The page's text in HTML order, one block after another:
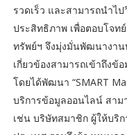
รวดเร็ว และสามารถนำไ
ประสิทธิภาพ เพื่อตอบโจท
ทรัพย์ฯ จึงมุ่งมั่นพัฒนางาน
เกี่ยวข้องสามารถเข้าถึงข้
โดยได้พัฒนา “SMART
บริการข้อมูลออนไลน์ สาม
เช่น บริษัทสมาชิก ผู้ให้บริ